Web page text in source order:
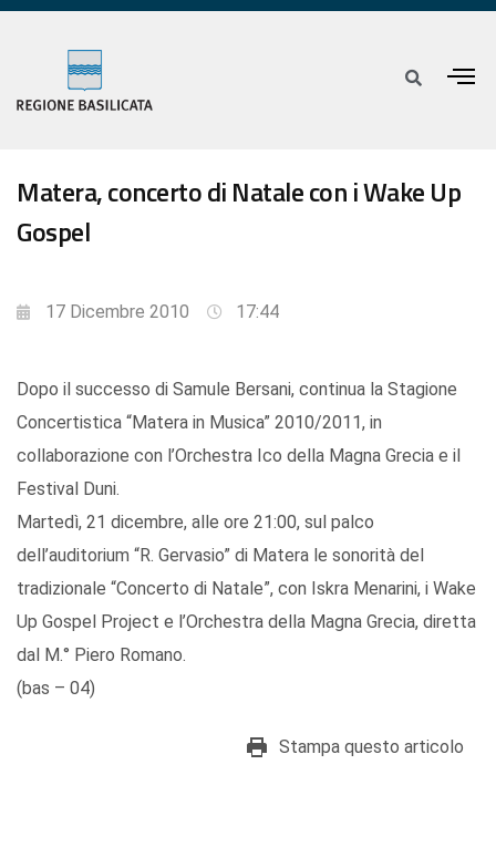
Matera, concerto di Natale con i Wake Up
Gospel
17 Dicembre 2010 17:44
Dopo il successo di Samule Bersani, continua la Stagione
Concertistica “Matera in Musica” 2010/2011, in
collaborazione con l’Orchestra Ico della Magna Grecia e il
Festival Duni.
Martedì, 21 dicembre, alle ore 21:00, sul palco
dell’auditorium “R. Gervasio” di Matera le sonorità del
tradizionale “Concerto di Natale”, con Iskra Menarini, i Wake
Up Gospel Project e l’Orchestra della Magna Grecia, diretta
dal M.° Piero Romano.
(bas – 04)
Stampa questo articolo